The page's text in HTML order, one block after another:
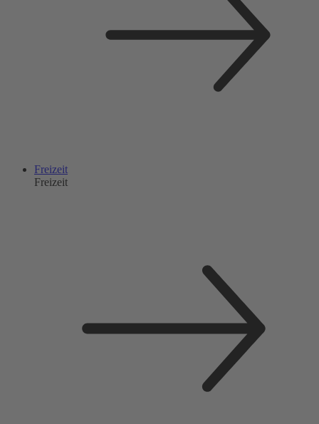
Freizeit
Freizeit